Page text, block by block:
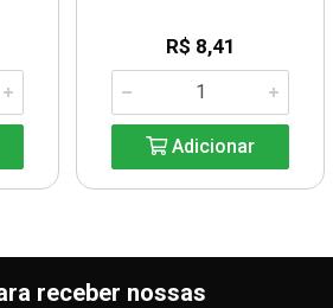
R$ 8,41
Adicionar
receber nossas